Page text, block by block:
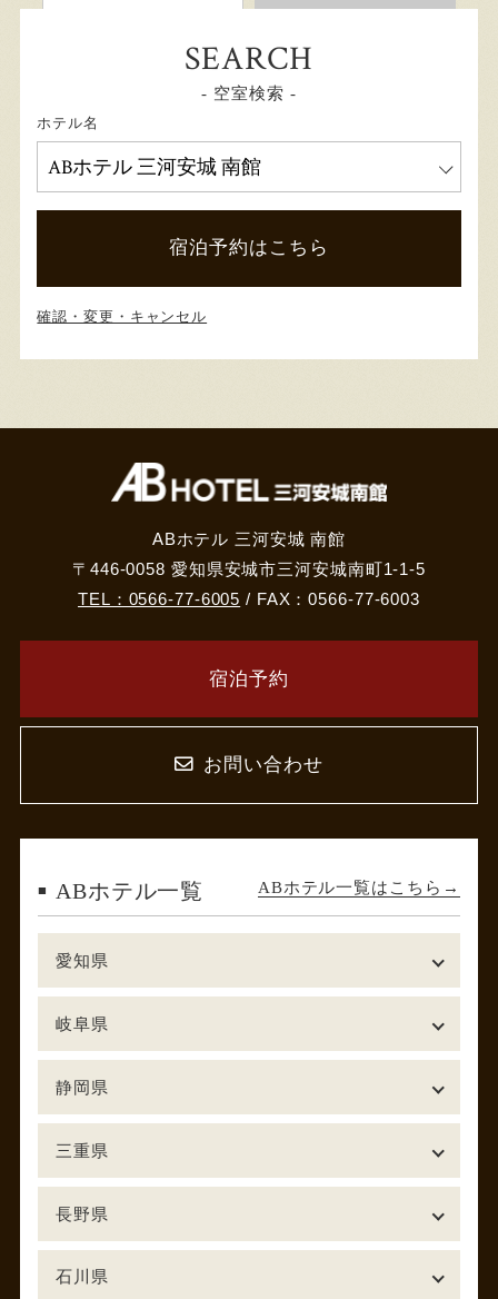
SEARCH
- 空室検索 -
ホテル名
宿泊予約はこちら
確認・変更・キャンセル
ABホテル 三河安城 南館
〒446-0058 愛知県安城市三河安城南町1-1-5
TEL：0566-77-6005 / FAX：0566-77-6003
宿泊予約
お問い合わせ
ABホテル一覧 ABホテル一覧はこちら
愛知県
岐阜県
静岡県
三重県
長野県
石川県